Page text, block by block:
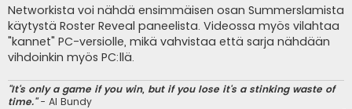
e
s
t
i
Networkista voi nähdä ensimmäisen osan Summerslamista
käytystä Roster Reveal paneelista. Videossa myös vilahtaa
"kannet" PC-versiolle, mikä vahvistaa että sarja nähdään
vihdoinkin myös PC:llä.
"It's only a game if you win, but if you lose it's a stinking waste of
time."- Al Bundy